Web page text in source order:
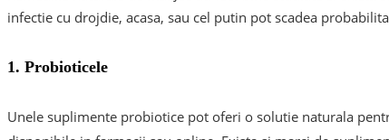
infectie cu drojdie, acasa, sau cel putin pot scadea
1. Probioticele
Unele suplimente probiotice pot oferi o solutie naturala